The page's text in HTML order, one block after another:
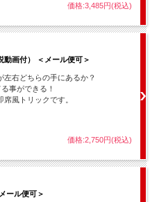
価格:3,485円(税込)
動画付） ＜メール便可＞
左右どちらの手にあるか？
事ができる！
風トリックです。
価格:2,750円(税込)
ール便可＞